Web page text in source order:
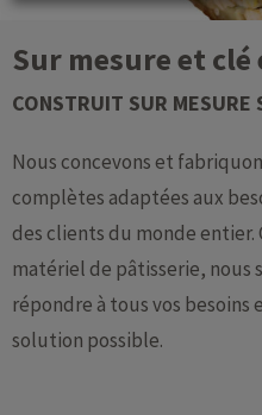
Sur mesure et clé
CONSTRUIT SUR MESURE
Nous concevons et
complètes adaptées aux
des clients du monde entier.
matériel de pâtisserie, nous
répondre à tous vos
solution possible.